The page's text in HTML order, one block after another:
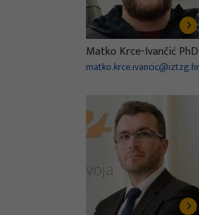
Matko Krce-Ivančić PhD
matko.krce.ivancic@iztzg.hr